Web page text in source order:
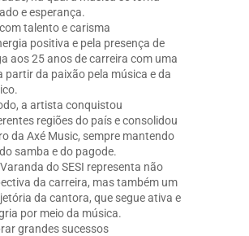
e esperança.
talento e carisma
positiva e pela presença de
aos 25 anos de carreira com uma
da paixão pela música e da
a artista conquistou
regiões do país e consolidou
da Axé Music, sempre mantendo
samba e do pagode.
do SESI representa não
da carreira, mas também um
da cantora, que segue ativa e
por meio da música.
grandes sucessos